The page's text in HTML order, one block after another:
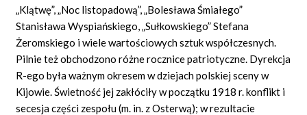
„Klątwę”, „Noc listopadową”, „Bolesława Śmiałego”
Stanisława Wyspiańskiego, „Sułkowskiego” Stefana
Żeromskiego i wiele wartościowych sztuk współczesnych.
Pilnie też obchodzono różne rocznice patriotyczne. Dyrekcja
R-ego była ważnym okresem w dziejach polskiej sceny w
Kijowie. Świetność jej zakłóciły w początku 1918 r. konflikt i
secesja części zespołu (m. in. z Osterwą); w rezultacie